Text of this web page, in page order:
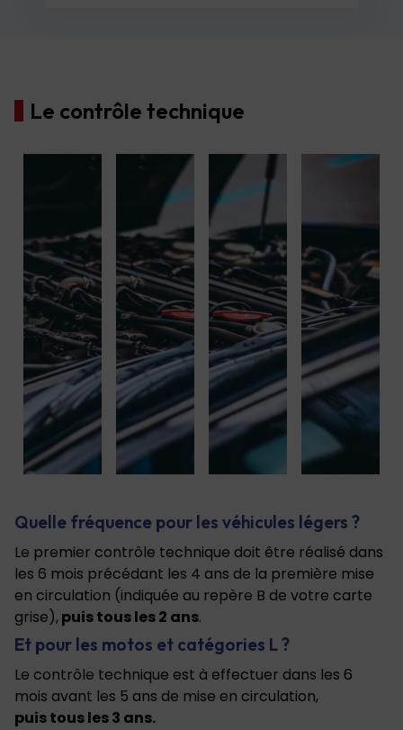
Le contrôle technique
Quelle fréquence pour les véhicules légers ?
Le premier contrôle technique doit être réalisé dans
les 6 mois précédant les 4 ans de la première mise
en circulation (indiquée au repère B de votre carte
grise),puis tous les 2 ans.
Et pour les motos et catégories L ?
Le contrôle technique est à effectuer dans les 6
mois avant les 5 ans de mise en circulation,
puis tous les 3 ans.